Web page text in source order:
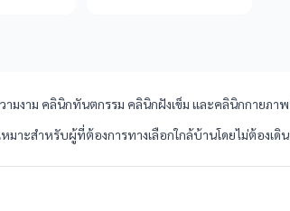
มงาม คลินิกทันตกรรม คลินิกฝังเข็ม และคลินิกกายภ
าะสำหรับผู้ที่ต้องการทางเลือกใกล้บ้านโดยไม่ต้องเดิน